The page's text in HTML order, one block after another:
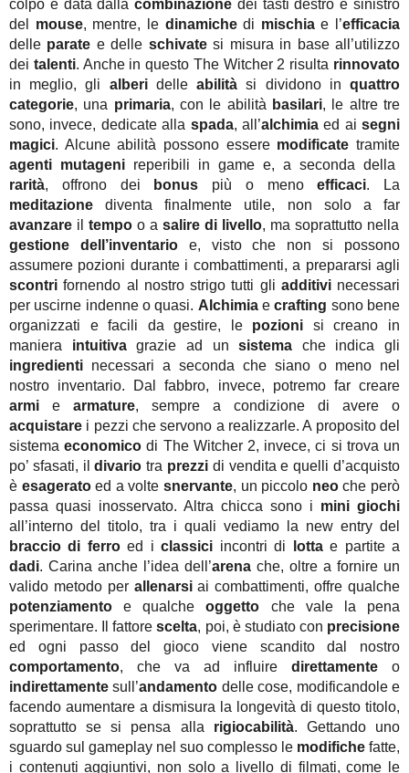
colpo è data dallacombinazione dei tasti destro e sinistro
del mouse, mentre, le dinamichedi mischiae l’efficacia
delle parate e delle schivatesi misura in base all’utilizzo
dei talenti. Anche in questo The Witcher 2 risulta rinnovato
in meglio, gli alberidelleabilità si dividono inquattro
categorie, una primaria, con le abilità basilari, le altre tre
sono, invece, dedicate alla spada, all’alchimiaed ai segni
magici. Alcune abilità possono essere modificate tramite
agenti mutageni reperibili in game e, a seconda della
rarità, offrono dei bonus più o menoefficaci. La
meditazione diventa finalmente utile, non solo a far
avanzare il tempo o a salire di livello, ma soprattutto nella
gestione dell’inventarioe, visto che non si possono
assumere pozioni durante i combattimenti, a prepararsi agli
scontri fornendo al nostro strigo tutti gli additivinecessari
per uscirne indenne o quasi. Alchimiaecrafting sono bene
organizzati e facili da gestire, le pozioni si creano in
maniera intuitivagrazie ad unsistema che indica gli
ingredienti necessari a seconda che siano o meno nel
nostro inventario. Dal fabbro, invece, potremo far creare
armi e armature, sempre a condizione di avere o
acquistare i pezzi che servono a realizzarle. A proposito del
sistemaeconomico di The Witcher 2, invece, ci si trova un
po’ sfasati, ildivario tra prezzi di vendita e quelli d’acquisto
è esageratoed a voltesnervante, un piccolo neoche però
passa quasi inosservato. Altra chicca sono i mini giochi
all’interno del titolo, tra i quali vediamo la new entry del
braccio di ferroed iclassici incontri di lottae partite a
dadi. Carina anche l’idea dell’arena che, oltre a fornire un
valido metodo per allenarsiai combattimenti, offre qualche
potenziamento e qualcheoggetto che vale la pena
sperimentare. Il fattorescelta, poi, è studiato con precisione
ed ogni passo del gioco viene scandito dal nostro
comportamento, che va ad influire direttamente o
indirettamente sull’andamento delle cose, modificandole e
facendo aumentare a dismisura la longevità di questo titolo,
soprattutto se si pensa alla rigiocabilità. Gettando uno
sguardo sul gameplay nel suo complesso le modifiche fatte,
i contenuti aggiuntivi, non solo a livello di filmati, come le